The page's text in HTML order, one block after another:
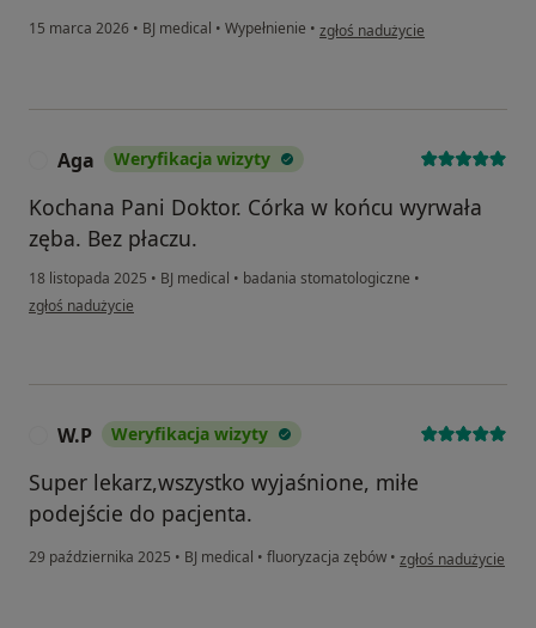
15 marca 2026 • BJ medical • Wypełnienie • w opinii użytkownika Anna
zgłoś nadużycie
Aga Weryfikacja wizyty
Kochana Pani Doktor. Córka w końcu wyrwała
zęba. Bez płaczu.
18 listopada 2025 • BJ medical • badania stomatologiczne •
w opinii użytkownika Aga
zgłoś nadużycie
W.P Weryfikacja wizyty
Super lekarz,wszystko wyjaśnione, miłe
podejście do pacjenta.
29 października 2025 • BJ medical • fluoryzacja zębów • w opinii użytkownika
zgłoś nadużycie